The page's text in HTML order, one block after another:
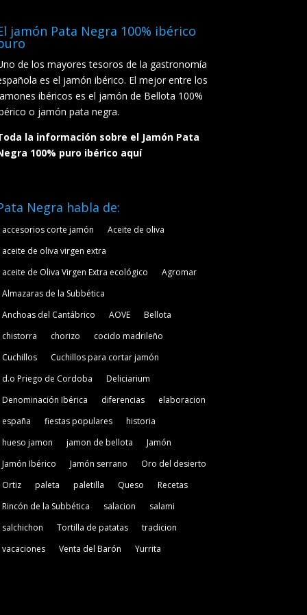
jamón Pata Negra 100% ibérico
de los mayores tesoros de la gastronomía
es el jamón ibérico. El mejor entre los
ibéricos es el jamón de Bellota 100%
o jamón pata negra.
la información sobre el Jamón Pata
100% puro ibérico aquí
Negra habla de:
accesorios corte jamón
Aceite de oliva
aceite de oliva virgen extra
aceite de Oliva Virgen Extra ecológico
Agromar
Almazaras de la Subbética
Anchoas del Cantábrico
AOVE
Bellota
chistorra
chorizo
cocido madrileño
Cuchillos
Cuchillos para cortar jamón
d.o Priego de Cordoba
Deliciarium
Denominación Ibérica
diferencias
elaboracion
españa
fiestas populares
historia
hueso jamon
jamon de bellota
Jamón
Jamón Ibérico
Jamón serrano
Oro del desierto
Ortiz
paleta paletilla Queso
Recetas
Rincón de la Subbética
salacion
salami
salchichon
Tortilla de patatas
tradicion
vacaciones
Venta del Barón Yurrita